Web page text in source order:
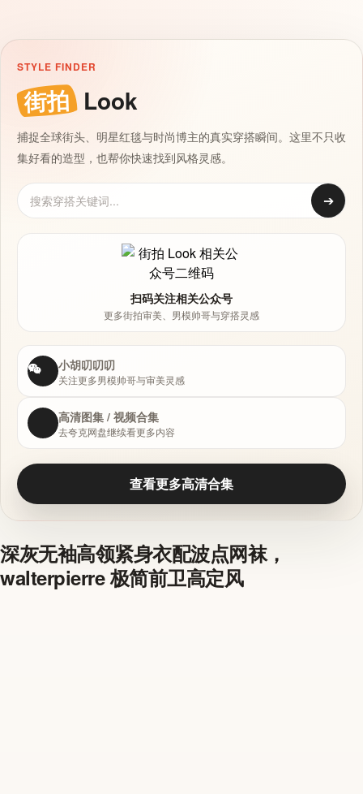
STYLE FINDER
街拍 Look
捕捉全球街头、明星红毯与时尚博主的真实穿搭瞬间。这里不只收
集好看的造型，也帮你快速找到风格灵感。
➔
扫码关注相关公众号
更多街拍审美、男模帅哥与穿搭灵感
小胡叨叨叨
关注更多男模帅哥与审美灵感
高清图集 / 视频合集
去夸克网盘继续看更多内容
查看更多高清合集
深灰无袖高领紧身衣配波点网袜，
walterpierre 极简前卫高定风